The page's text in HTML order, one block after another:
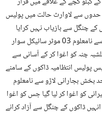
حدوں سے لاوارث حالت میں پولیس
کے چنگل سے بازیاب نہیں کرایا
سکے گزشتہ روز نامعلوم افراد نے گلشیر محلا سے نامعلوم 03 موٹر سائیکل سوار
چنہ کو اغوا کر کے آسانی سے
پولیس انتظامیہ ڈاکوں کے سامنے
بخش بجارانی لاڑو سے نامعلوم
کو اغوا کر لیا گیا جس کو اغوا
انہیں ڈاکوں کے چنگل سے آزاد کرانے